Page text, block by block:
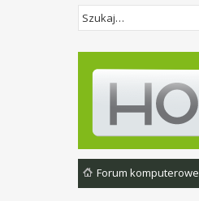
Forum komputerowe